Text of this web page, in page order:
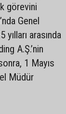
görevini
Genel
yılları arasında
A.Ş.’nin
1 Mayıs
Müdür